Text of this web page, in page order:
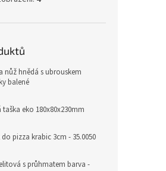
nůž hnědá s ubrouskem
balené
eko 180x80x230mm
pizza krabic 3cm - 35.0050
s průhmatem barva -